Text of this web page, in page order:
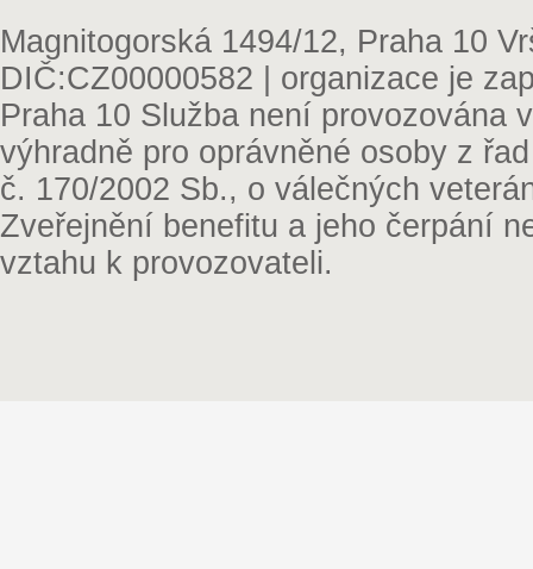
Magnitogorská 1494/12, Praha 10
DIČ:CZ00000582 | organizace je
Praha 10 Služba není provozována
výhradně pro oprávněné osoby z
č. 170/2002 Sb., o válečných
Zveřejnění benefitu a jeho čerpání
vztahu k provozovateli.